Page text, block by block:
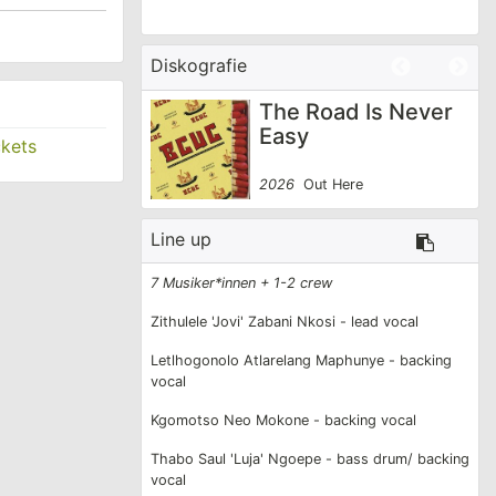
Artikel online öffnen
Diskografie
The Road Is Never
Easy
2026 Out Here
Line up
7 Musiker*innen + 1-2 crew
Zithulele 'Jovi' Zabani Nkosi - lead vocal
Letlhogonolo Atlarelang Maphunye - backing
vocal
Kgomotso Neo Mokone - backing vocal
Thabo Saul 'Luja' Ngoepe - bass drum/ backing
vocal